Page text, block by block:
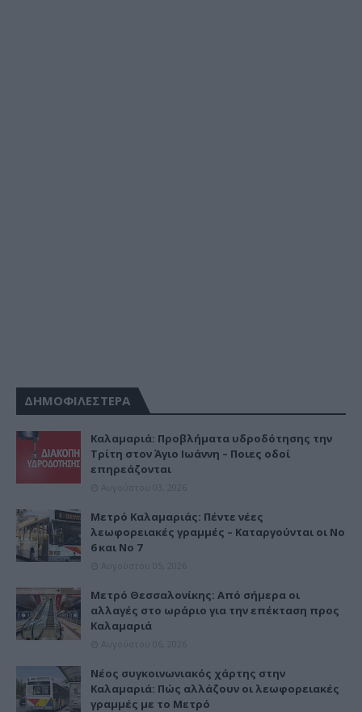
ΔΗΜΟΦΙΛΕΣΤΕΡΑ
Καλαμαριά: Προβλήματα υδροδότησης την
Τρίτη στον Άγιο Ιωάννη – Ποιες οδοί
επηρεάζονται
Μετρό Καλαμαριάς: Πέντε νέες
λεωφορειακές γραμμές – Καταργούνται οι Νο
6 και Νο 7
Μετρό Θεσσαλονίκης: Από σήμερα οι
αλλαγές στο ωράριο για την επέκταση προς
Καλαμαριά
Νέος συγκοινωνιακός χάρτης στην
Καλαμαριά: Πώς αλλάζουν οι λεωφορειακές
γραμμές με το Μετρό